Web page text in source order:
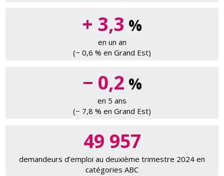
+ 3,3 %
en un an
(− 0,6 % en Grand Est)
− 0,2 %
en 5 ans
(− 7,8 % en Grand Est)
49 957
demandeurs d’emploi au deuxième trimestre 2024 en
catégories ABC